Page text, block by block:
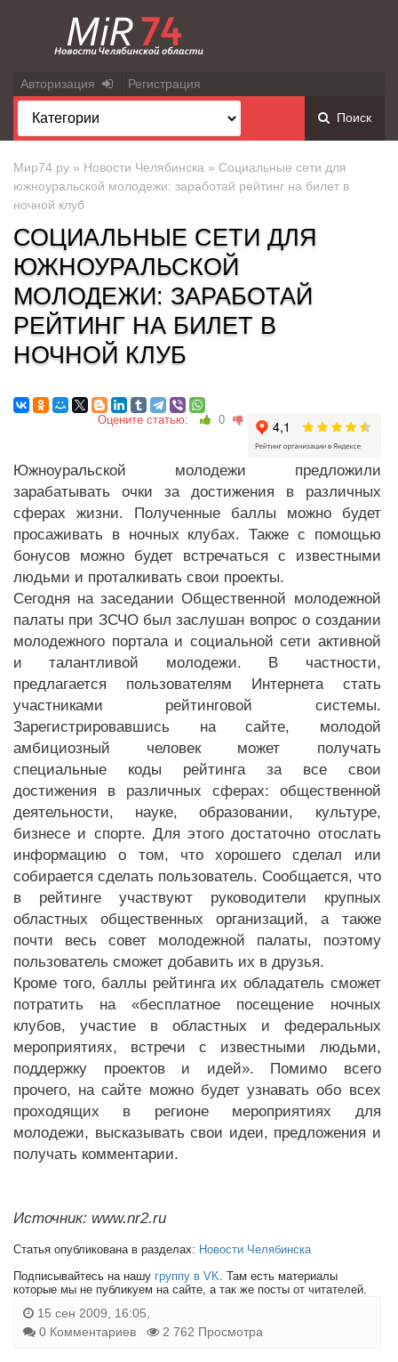
Авторизация Регистрация
Поиск
Мир74.ру » Новости Челябинска » Социальные сети для
южноуральской молодежи: заработай рейтинг на билет в
ночной клуб
СОЦИАЛЬНЫЕ СЕТИ ДЛЯ
ЮЖНОУРАЛЬСКОЙ
МОЛОДЕЖИ: ЗАРАБОТАЙ
РЕЙТИНГ НА БИЛЕТ В
НОЧНОЙ КЛУБ
Оцените статью: 0
Южноуральской молодежи предложили
зарабатывать очки за достижения в различных
сферах жизни. Полученные баллы можно будет
просаживать в ночных клубах. Также с помощью
бонусов можно будет встречаться с известными
людьми и проталкивать свои проекты.
Сегодня на заседании Общественной молодежной
палаты при ЗСЧО был заслушан вопрос о создании
молодежного портала и социальной сети активной
и талантливой молодежи. В частности,
предлагается пользователям Интернета стать
участниками рейтинговой системы.
Зарегистрировавшись на сайте, молодой
амбициозный человек может получать
специальные коды рейтинга за все свои
достижения в различных сферах: общественной
деятельности, науке, образовании, культуре,
бизнесе и спорте. Для этого достаточно отослать
информацию о том, что хорошего сделал или
собирается сделать пользователь. Сообщается, что
в рейтинге участвуют руководители крупных
областных общественных организаций, а также
почти весь совет молодежной палаты, поэтому
пользователь сможет добавить их в друзья.
Кроме того, баллы рейтинга их обладатель сможет
потратить на «бесплатное посещение ночных
клубов, участие в областных и федеральных
мероприятиях, встречи с известными людьми,
поддержку проектов и идей». Помимо всего
прочего, на сайте можно будет узнавать обо всех
проходящих в регионе мероприятиях для
молодежи, высказывать свои идеи, предложения и
получать комментарии.
Источник: www.nr2.ru
Статья опубликована в разделах: Новости Челябинска
Подписывайтесь на нашу группу в VK. Там есть материалы
которые мы не публикуем на сайте, а так же посты от читателей.
15 сен 2009, 16:05,
0 Комментариев
2 762 Просмотра